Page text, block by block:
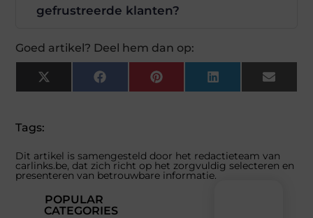
gefrustreerde klanten?
Goed artikel? Deel hem dan op:
X
(Twitter)
FacebookPinterestLinkedInEmail
Tags:
Dit artikel is samengesteld door het redactieteam van
carlinks.be, dat zich richt op het zorgvuldig selecteren en
presenteren van betrouwbare informatie.
POPULAR
CATEGORIES